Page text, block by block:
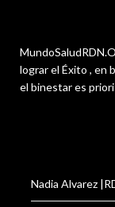
lograr el Éxito , en
el binestar es
Nadia Alvarez